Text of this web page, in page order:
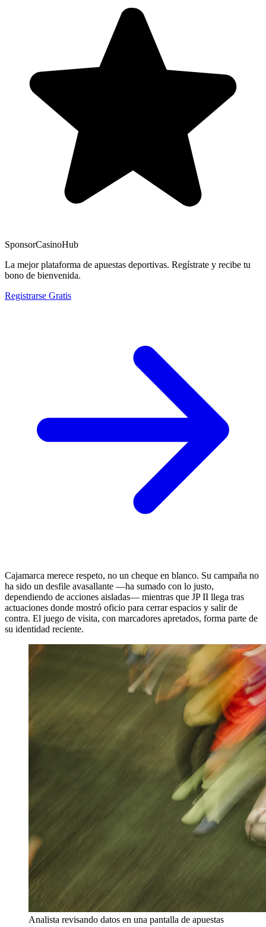
SponsorCasinoHub
La mejor plataforma de apuestas deportivas. Regístrate y recibe tu
bono de bienvenida.
Registrarse Gratis
Cajamarca merece respeto, no un cheque en blanco. Su campaña no
ha sido un desfile avasallante —ha sumado con lo justo,
dependiendo de acciones aisladas— mientras que JP II llega tras
actuaciones donde mostró oficio para cerrar espacios y salir de
contra. El juego de visita, con marcadores apretados, forma parte de
su identidad reciente.
Analista revisando datos en una pantalla de apuestas